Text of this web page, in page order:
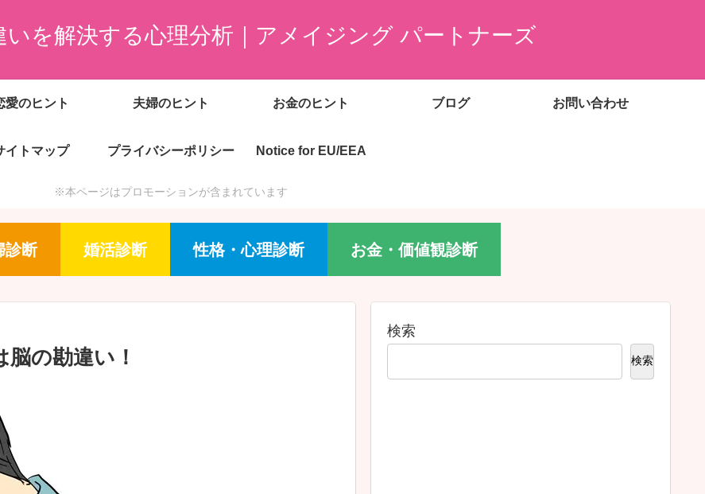
いを解決する心理分析｜アメイジング パートナーズ
愛のヒント 夫婦のヒント お金のヒント ブログ お問い合わせ
イトマップ プライバシーポリシー Notice for EU/EEA
※本ページはプロモーションが含まれています
診断 婚活診断 性格・心理診断 お金・価値観診断
の勘違い！
検索
検索